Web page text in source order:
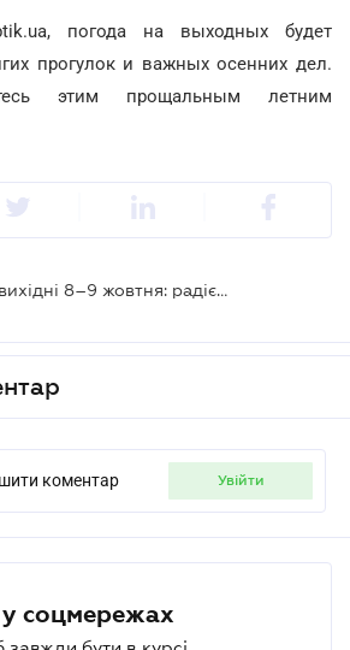
погода на выходных будет
прогулок и важных осенних дел.
этим прощальным летним
Прогноз погоди на вихідні 8–9 жовтня: радіємо бабиному літу
коментар увійти
соцмережах